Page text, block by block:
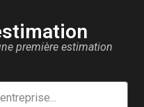
première estimation